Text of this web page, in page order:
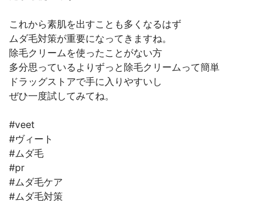
これから素肌を出すことも多くなるはず
ムダ毛対策が重要になってきますね。
除毛クリームを使ったことがない方
多分思っているよりずっと除毛クリームって簡単
ドラッグストアで手に入りやすいし
ぜひ一度試してみてね。
#veet
#ヴィート
#ムダ毛
#pr
#ムダ毛ケア
#ムダ毛対策